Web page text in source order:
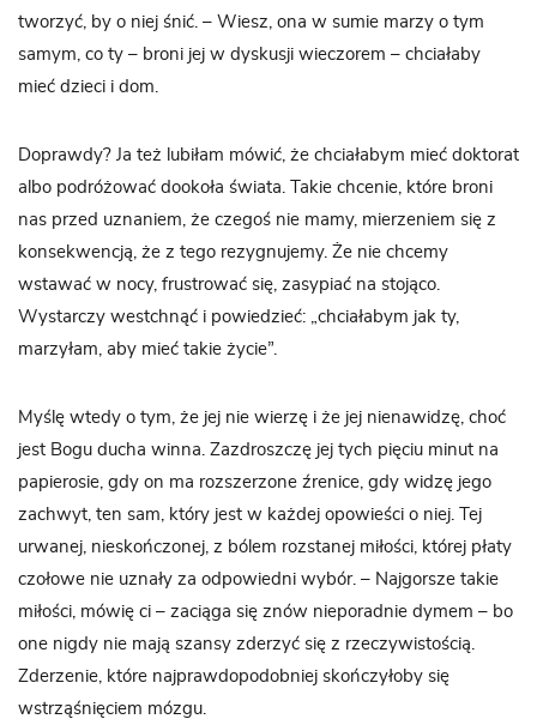
tworzyć, by o niej śnić. – Wiesz, ona w sumie marzy o tym
samym, co ty – broni jej w dyskusji wieczorem – chciałaby
mieć dzieci i dom.
Doprawdy? Ja też lubiłam mówić, że chciałabym mieć doktorat
albo podróżować dookoła świata. Takie chcenie, które broni
nas przed uznaniem, że czegoś nie mamy, mierzeniem się z
konsekwencją, że z tego rezygnujemy. Że nie chcemy
wstawać w nocy, frustrować się, zasypiać na stojąco.
Wystarczy westchnąć i powiedzieć: „chciałabym jak ty,
marzyłam, aby mieć takie życie”.
Myślę wtedy o tym, że jej nie wierzę i że jej nienawidzę, choć
jest Bogu ducha winna. Zazdroszczę jej tych pięciu minut na
papierosie, gdy on ma rozszerzone źrenice, gdy widzę jego
zachwyt, ten sam, który jest w każdej opowieści o niej. Tej
urwanej, nieskończonej, z bólem rozstanej miłości, której płaty
czołowe nie uznały za odpowiedni wybór. – Najgorsze takie
miłości, mówię ci – zaciąga się znów nieporadnie dymem – bo
one nigdy nie mają szansy zderzyć się z rzeczywistością.
Zderzenie, które najprawdopodobniej skończyłoby się
wstrząśnięciem mózgu.